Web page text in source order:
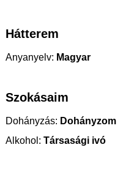
Hátterem
Anyanyelv: Magyar
Szokásaim
Dohányzás: Dohányzom
Alkohol: Társasági ivó